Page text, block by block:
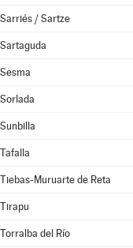
Sarriés / Sartze
Sartaguda
Sesma
Sorlada
Sunbilla
Tafalla
Tiebas-Muruarte de Reta
Tirapu
Torralba del Río